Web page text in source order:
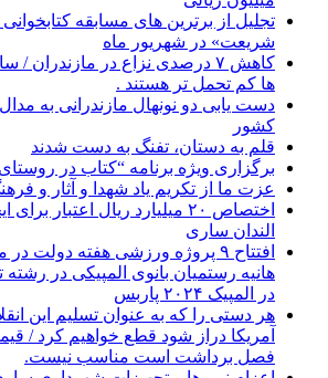
تجلیل از برترین های مسابقه
شریعت» در شهریور ماه
کاهش ۷ درصدی نزاع در مازندران
ها کم تحمل تر هستند‌ .
دست یابی دو نونهال مازندرانی به
کشور
قلم به دستان، تفنگ به دست شدند
برگزاری ویژه برنامه “کتاب در
عزت ما از تکریم یاد شهدا و آثار و
اختصاص ۲۰ میلیارد ریال اعتبار
الندان ساری
افتتاح ۹ پروژه ورزشی هفته دولت
هانیه رستمیان بانوی المپیکی در
در المپیک ۲۰۲۴ پاربس
هر دستی را که به عنوان تسلیم این
آمريکا دراز شود قطع خواهیم کرد /
فصل برداشت است مناسب نیست.